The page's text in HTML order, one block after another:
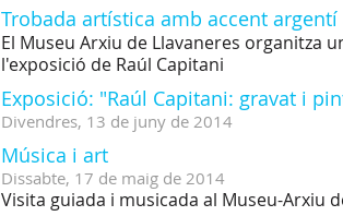
Trobada artística amb accent argentí
El Museu Arxiu de Llavaneres organitza
l'exposició de Raúl Capitani
Exposició: "Raúl Capitani: gravat i
Divendres, 13 de juny de 2014
Música i art
Dissabte, 17 de maig de 2014
Visita guiada i musicada al Museu-Arxiu